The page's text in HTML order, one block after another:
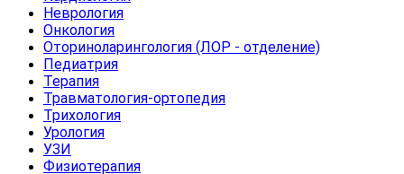
Неврология
Онкология
Оториноларингология (ЛОР - отделение)
Педиатрия
Терапия
Травматология-ортопедия
Трихология
Урология
УЗИ
Физиотерапия